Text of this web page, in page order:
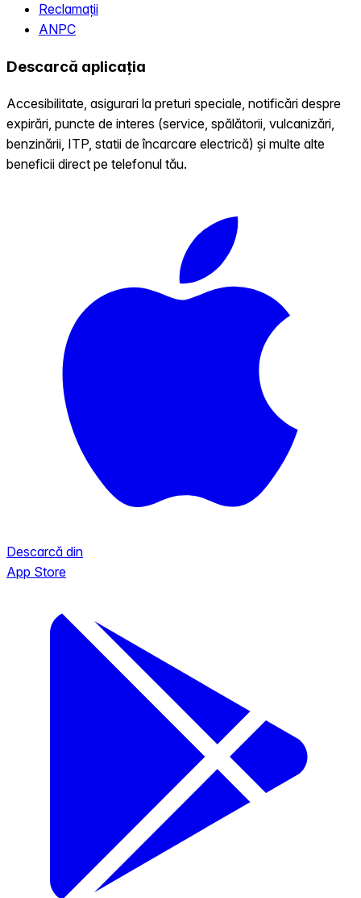
Reclamații
ANPC
Descarcă aplicația
Accesibilitate, asigurari la preturi speciale, notificări despre
expirări, puncte de interes (service, spălătorii, vulcanizări,
benzinării, ITP, statii de încarcare electrică) și multe alte
beneficii direct pe telefonul tău.
Descarcă din
App Store